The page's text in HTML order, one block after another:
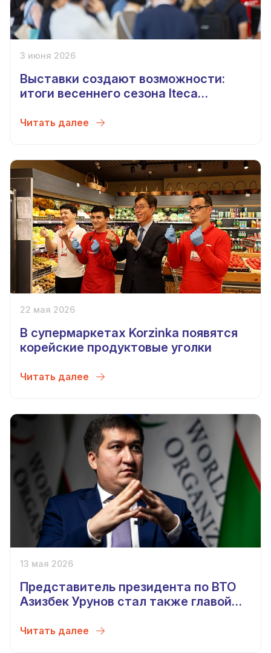
3 июня 2026
Выставки создают возможности:
итоги весеннего сезона Iteca
Читать далее
22 мая 2026
В супермаркетах Korzinka появятся
корейские продуктовые уголки
Читать далее
13 мая 2026
Представитель президента по ВТО
Азизбек Урунов стал также главой
продукции
Читать далее